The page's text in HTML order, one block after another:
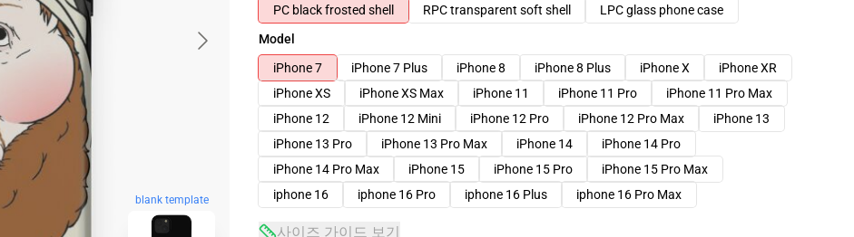
blank template
PC black frosted shell
RPC transparent soft shell
LPC glass phone case
Model
iPhone 7
iPhone 7 Plus iPhone 8 iPhone 8 Plus iPhone X
iPhone XR
iPhone XS
iPhone XS Max iPhone 11 iPhone 11 Pro
iPhone 11 Pro Max
iPhone 12
iPhone 12 Mini iPhone 12 Pro iPhone 12 Pro Max
iPhone 13
iPhone 13 Pro
iPhone 13 Pro Max iPhone 14
iPhone 14 Pro
iPhone 14 Pro Max
iPhone 15 iPhone 15 Pro
iPhone 15 Pro Max
iphone 16
iphone 16 Pro iphone 16 Plus iphone 16 Pro Max
사이즈 가이드 보기